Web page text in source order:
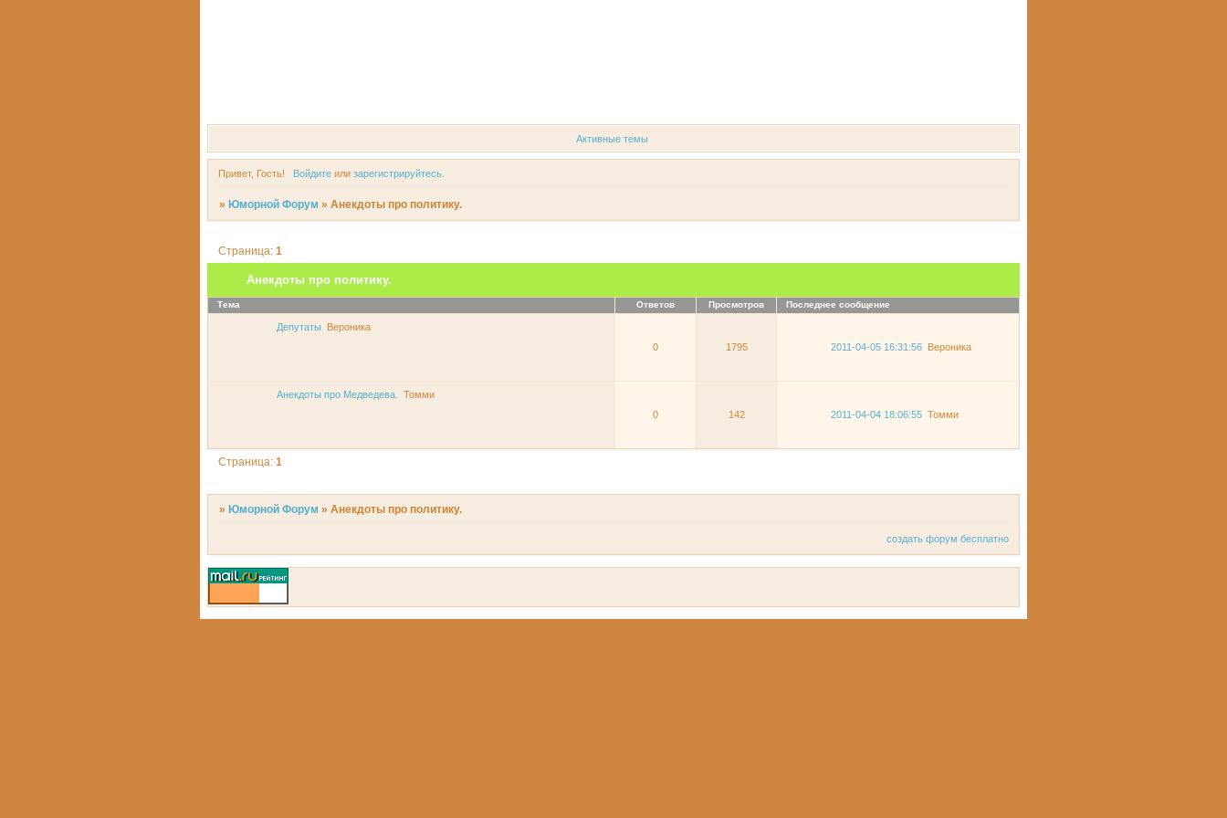
Активные темы
Привет, Гость! Войдитеили зарегистрируйтесь.
» Юморной Форум »Анекдоты про политику.
Анекдоты про политику.
Страница:1
Тема Ответов Просмотров Последнее сообщение
Депутаты Вероника
0
1795 2011-04-05 16:31:56 Вероника
Анекдоты про Медведева.
Томми
0
142 2011-04-04 18:06:55 Томми
Страница:1
» Юморной Форум »Анекдоты про политику.
создать форум бесплатно